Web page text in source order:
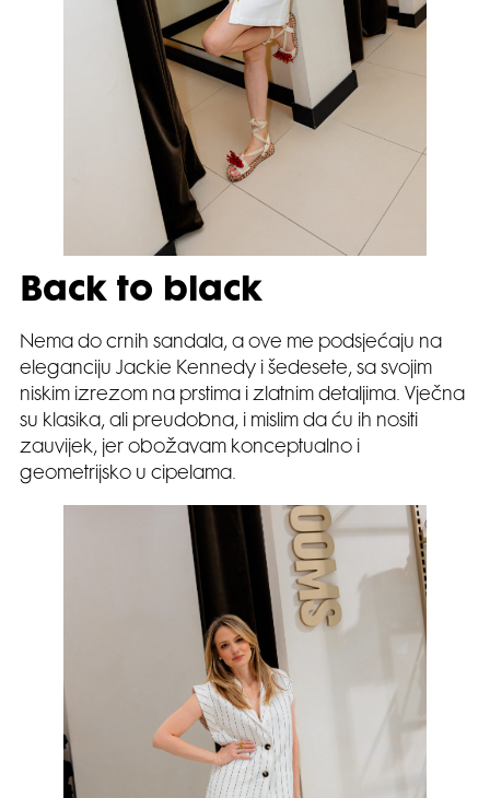
Back to black
Nema do crnih sandala, a ove me podsjećaju na
eleganciju Jackie Kennedy i šedesete, sa svojim
niskim izrezom na prstima i zlatnim detaljima. Vječna
su klasika, ali preudobna, i mislim da ću ih nositi
zauvijek, jer obožavam konceptualno i
geometrijsko u cipelama.